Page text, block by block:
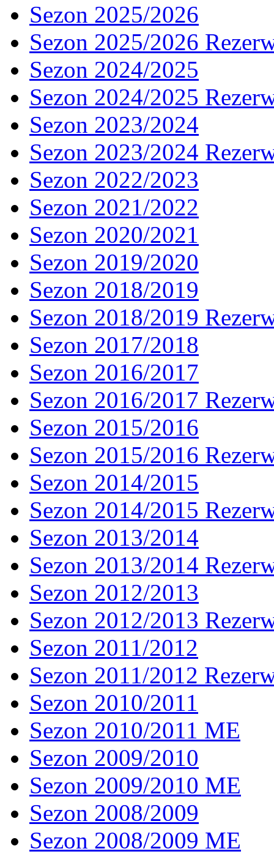
Sezon 2025/2026
Sezon 2025/2026
Sezon 2024/2025
Sezon 2024/2025
Sezon 2023/2024
Sezon 2023/2024
Sezon 2022/2023
Sezon 2021/2022
Sezon 2020/2021
Sezon 2019/2020
Sezon 2018/2019
Sezon 2018/2019
Sezon 2017/2018
Sezon 2016/2017
Sezon 2016/2017
Sezon 2015/2016
Sezon 2015/2016
Sezon 2014/2015
Sezon 2014/2015
Sezon 2013/2014
Sezon 2013/2014
Sezon 2012/2013
Sezon 2012/2013
Sezon 2011/2012
Sezon 2011/2012
Sezon 2010/2011
Sezon 2010/2011 ME
Sezon 2009/2010
Sezon 2009/2010 ME
Sezon 2008/2009
Sezon 2008/2009 ME